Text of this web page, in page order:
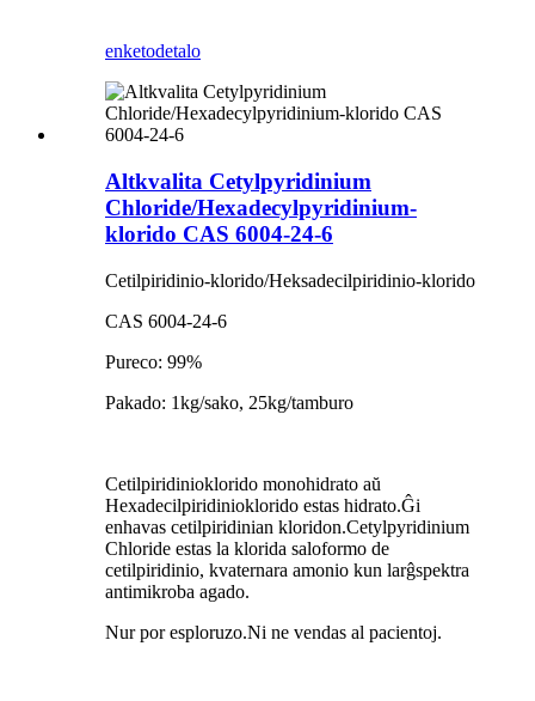
enketodetalo
Altkvalita Cetylpyridinium
Chloride/Hexadecylpyridinium-
klorido CAS 6004-24-6
Cetilpiridinio-klorido/Heksadecilpiridinio-klorido
CAS 6004-24-6
Pureco: 99%
Pakado: 1kg/sako, 25kg/tamburo
Cetilpiridinioklorido monohidrato aŭ
Hexadecilpiridinioklorido estas hidrato.Ĝi
enhavas cetilpiridinian kloridon.Cetylpyridinium
Chloride estas la klorida saloformo de
cetilpiridinio, kvaternara amonio kun larĝspektra
antimikroba agado.
Nur por esploruzo.Ni ne vendas al pacientoj.